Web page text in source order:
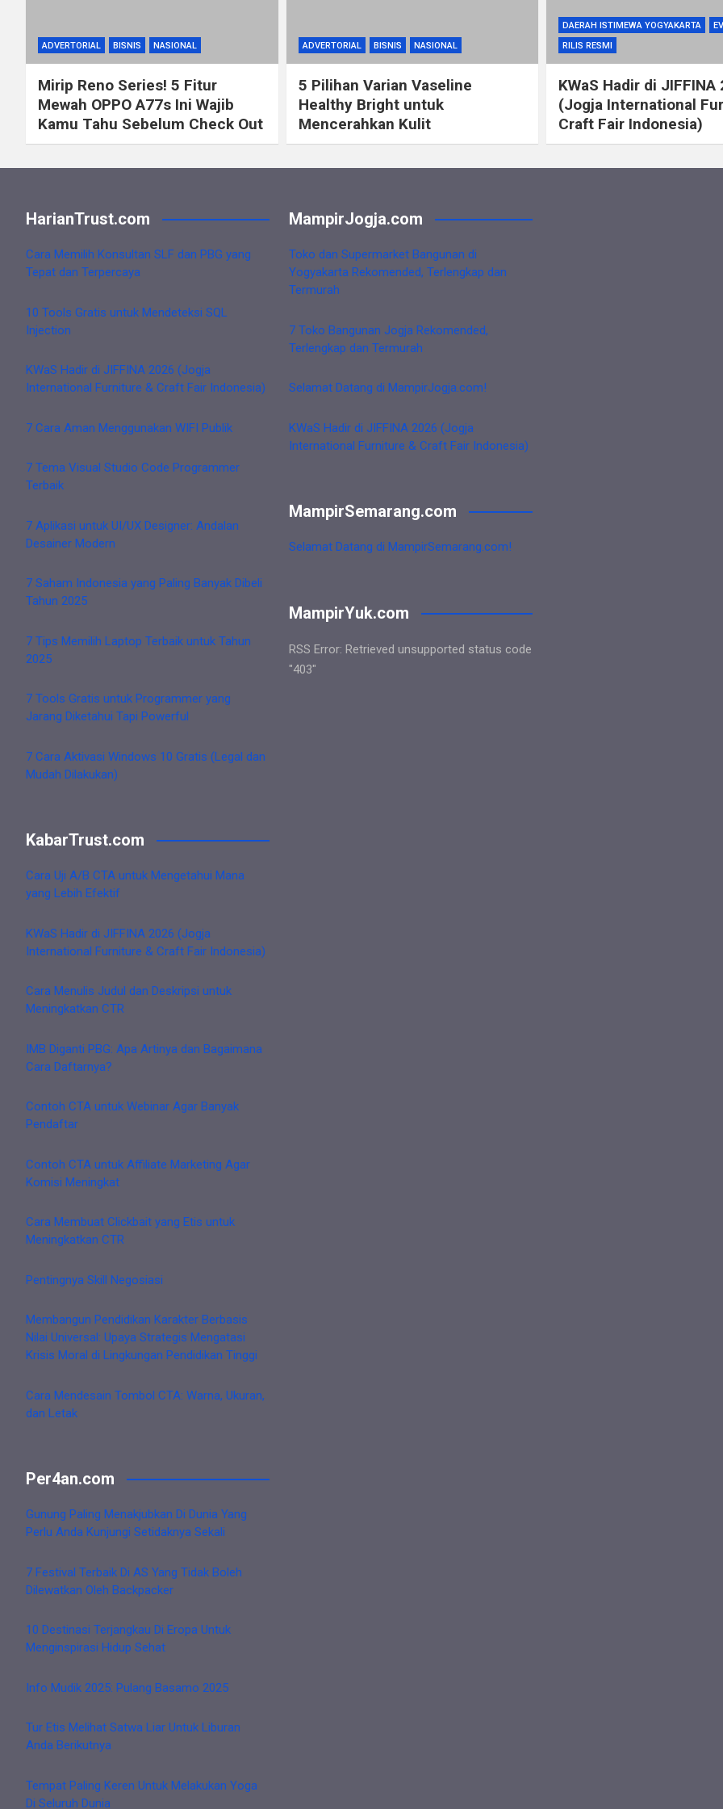
ADVERTORIAL BISNIS NASIONAL
Mirip Reno Series! 5 Fitur
Mewah OPPO A77s Ini Wajib
Kamu Tahu Sebelum Check Out
ADVERTORIAL BISNIS NASIONAL
5 Pilihan Varian Vaseline
Healthy Bright untuk
Mencerahkan Kulit
DAERAH ISTIMEWA YOGYAKARTA
RILIS RESMI
KWaS Hadir di JIFFINA
(Jogja International
Craft Fair Indonesia)
HarianTrust.com
Cara Memilih Konsultan SLF dan PBG yang
Tepat dan Terpercaya
10 Tools Gratis untuk Mendeteksi SQL
Injection
KWaS Hadir di JIFFINA 2026 (Jogja
International Furniture & Craft Fair Indonesia)
7 Cara Aman Menggunakan WIFI Publik
7 Tema Visual Studio Code Programmer
Terbaik
7 Aplikasi untuk UI/UX Designer: Andalan
Desainer Modern
7 Saham Indonesia yang Paling Banyak Dibeli
Tahun 2025
7 Tips Memilih Laptop Terbaik untuk Tahun
2025
7 Tools Gratis untuk Programmer yang
Jarang Diketahui Tapi Powerful
7 Cara Aktivasi Windows 10 Gratis (Legal dan
Mudah Dilakukan)
KabarTrust.com
Cara Uji A/B CTA untuk Mengetahui Mana
yang Lebih Efektif
KWaS Hadir di JIFFINA 2026 (Jogja
International Furniture & Craft Fair Indonesia)
Cara Menulis Judul dan Deskripsi untuk
Meningkatkan CTR
IMB Diganti PBG: Apa Artinya dan Bagaimana
Cara Daftarnya?
Contoh CTA untuk Webinar Agar Banyak
Pendaftar
Contoh CTA untuk Affiliate Marketing Agar
Komisi Meningkat
Cara Membuat Clickbait yang Etis untuk
Meningkatkan CTR
Pentingnya Skill Negosiasi
Membangun Pendidikan Karakter Berbasis
Nilai Universal: Upaya Strategis Mengatasi
Krisis Moral di Lingkungan Pendidikan Tinggi
Cara Mendesain Tombol CTA: Warna, Ukuran,
dan Letak
Per4an.com
Gunung Paling Menakjubkan Di Dunia Yang
Perlu Anda Kunjungi Setidaknya Sekali
7 Festival Terbaik Di AS Yang Tidak Boleh
Dilewatkan Oleh Backpacker
10 Destinasi Terjangkau Di Eropa Untuk
Menginspirasi Hidup Sehat
Info Mudik 2025: Pulang Basamo 2025
Tur Etis Melihat Satwa Liar Untuk Liburan
Anda Berikutnya
Tempat Paling Keren Untuk Melakukan Yoga
Di Seluruh Dunia
MampirJogja.com
Toko dan Supermarket Bangunan di
Yogyakarta Rekomended, Terlengkap dan
Termurah
7 Toko Bangunan Jogja Rekomended,
Terlengkap dan Termurah
Selamat Datang di MampirJogja.com!
KWaS Hadir di JIFFINA 2026 (Jogja
International Furniture & Craft Fair Indonesia)
MampirSemarang.com
Selamat Datang di MampirSemarang.com!
MampirYuk.com
RSS Error: Retrieved unsupported status code
"403"